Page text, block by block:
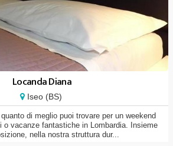
Locanda Diana
Iseo (BS)
di meglio puoi trovare per un weekend
o vacanze fantastiche in Lombardia. Insieme
nella nostra struttura dur...